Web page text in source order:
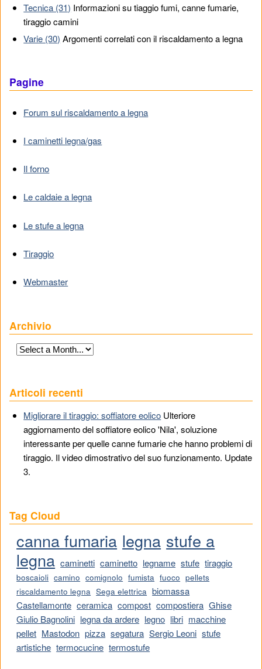
Tecnica (31) Informazioni su tiaggio fumi, canne fumarie,
tiraggio camini
Varie (30) Argomenti correlati con il riscaldamento a legna
Pagine
Forum sul riscaldamento a legna
I caminetti legna/gas
Il forno
Le caldaie a legna
Le stufe a legna
Tiraggio
Webmaster
Archivio
Articoli recenti
Migliorare il tiraggio: soffiatore eolico Ulteriore
aggiornamento del soffiatore eolico 'Nila', soluzione
interessante per quelle canne fumarie che hanno problemi di
tiraggio. Il video dimostrativo del suo funzionamento. Update
3.
Tag Cloud
canna fumaria legna stufe a
legna caminetti caminetto legname stufe tiraggio
boscaioli camino comignolo fumista fuoco pellets
riscaldamento legna Sega elettrica biomassa
Castellamonte ceramica compost compostiera Ghise
Giulio Bagnolini legna da ardere legno libri macchine
pellet Mastodon pizza segatura Sergio Leoni stufe
artistiche termocucine termostufe